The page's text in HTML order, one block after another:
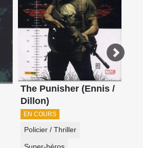
The Punisher (Ennis /
Dillon)
EN COURS
Policier / Thriller